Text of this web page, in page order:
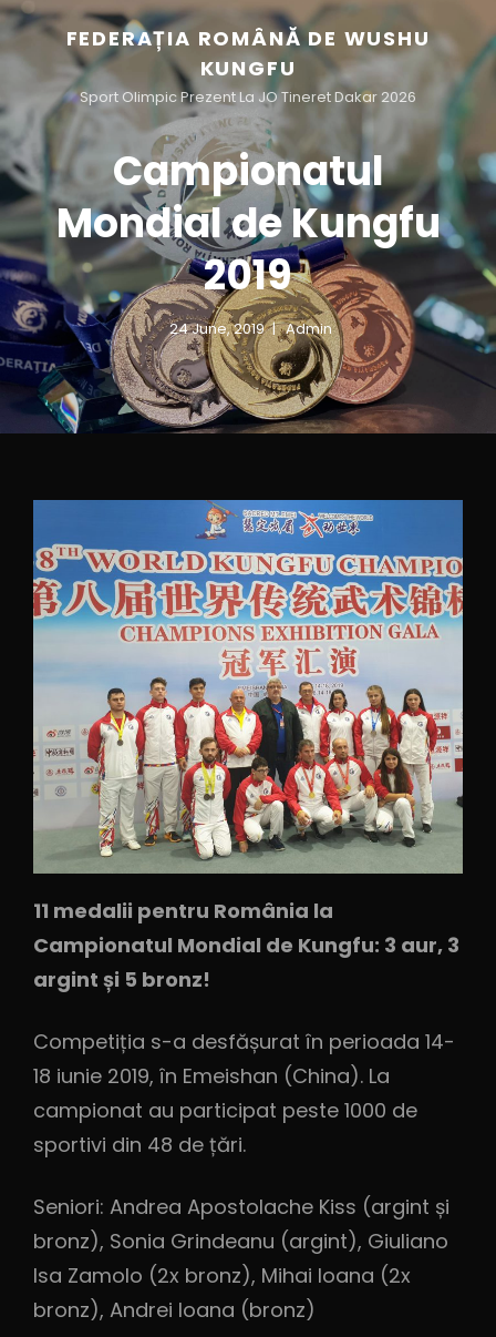
FEDERAȚIA ROMÂNĂ DE WUSHU
KUNGFU
Sport Olimpic Prezent La JO Tineret Dakar 2026
Campionatul
Mondial de Kungfu
2019
24 June, 2019 Admin
11 medalii pentru România la
Campionatul Mondial de Kungfu: 3 aur, 3
argint și 5 bronz!
Competiția s-a desfășurat în perioada 14-
18 iunie 2019, în Emeishan (China). La
campionat au participat peste 1000 de
sportivi din 48 de țări.
Seniori: Andrea Apostolache Kiss (argint și
bronz), Sonia Grindeanu (argint), Giuliano
Isa Zamolo (2x bronz), Mihai Ioana (2x
bronz), Andrei Ioana (bronz)